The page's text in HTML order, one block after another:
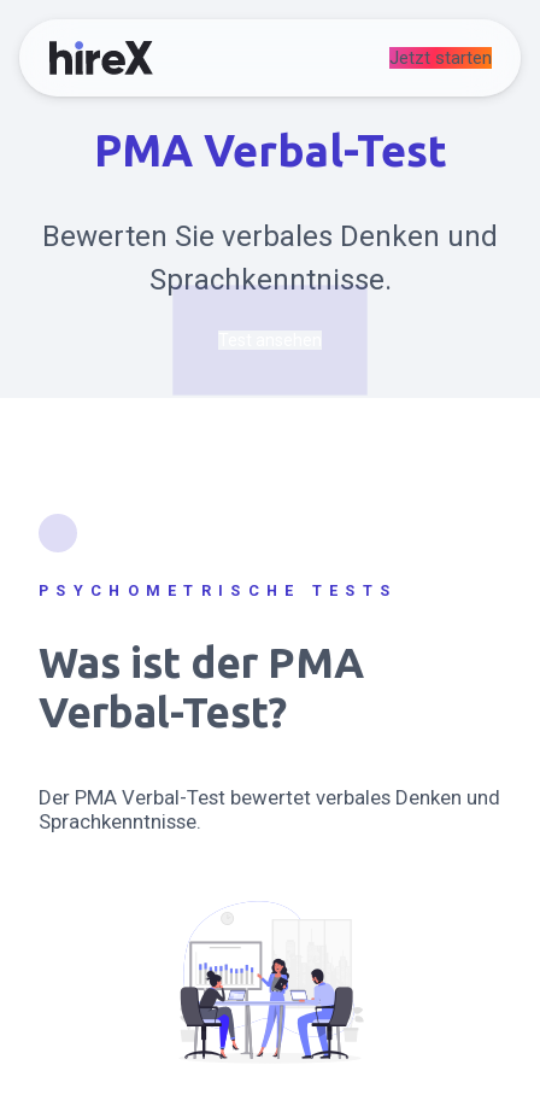
Jetzt starten
PMA Verbal-Test
Bewerten Sie verbales Denken und
Sprachkenntnisse.
PSYCHOMETRISCHE TESTS
Was ist der PMA
Verbal-Test?
Der PMA Verbal-Test bewertet verbales Denken und
Sprachkenntnisse.